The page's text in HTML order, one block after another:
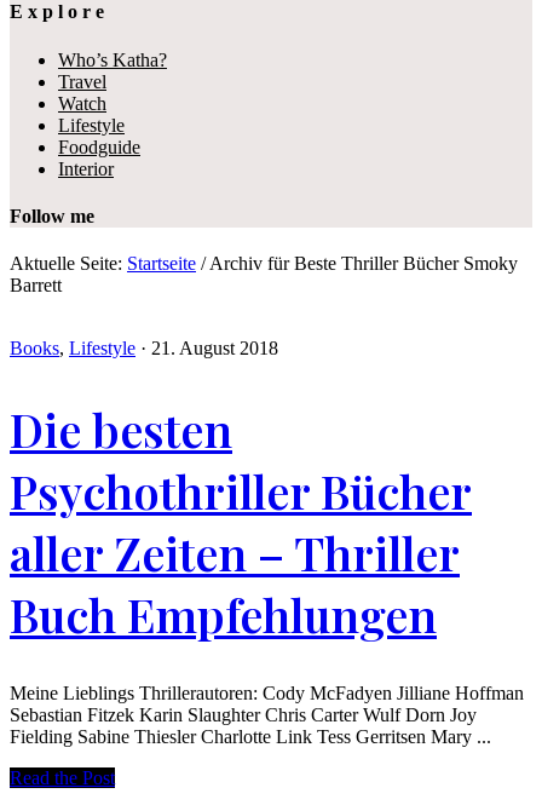
E x p l o r e
Who’s Katha?
Travel
Watch
Lifestyle
Foodguide
Interior
Follow me
Aktuelle Seite: Startseite /Archiv für Beste Thriller Bücher Smoky
Barrett
Books, Lifestyle · 21. August 2018
Die besten
Psychothriller Bücher
aller Zeiten – Thriller
Buch Empfehlungen
Meine Lieblings Thrillerautoren: Cody McFadyen Jilliane Hoffman
Sebastian Fitzek Karin Slaughter Chris Carter Wulf Dorn Joy
Fielding Sabine Thiesler Charlotte Link Tess Gerritsen Mary ...
Read the Post